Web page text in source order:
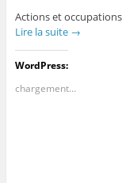
Actions et
Lire la suite →
WordPress:
chargement…